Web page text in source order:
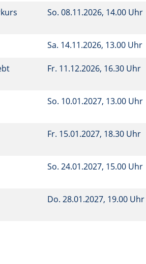
So. 08.11.2026, 14.00 Uhr
Sa. 14.11.2026, 13.00 Uhr
Fr. 11.12.2026, 16.30 Uhr
So. 10.01.2027, 13.00 Uhr
Fr. 15.01.2027, 18.30 Uhr
So. 24.01.2027, 15.00 Uhr
Do. 28.01.2027, 19.00 Uhr